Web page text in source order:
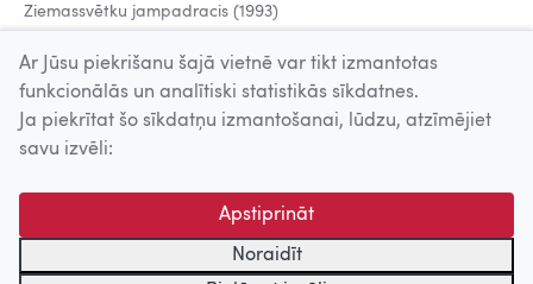
Ziemassvētku jampadracis (1993)
Uz augšu
© 2026 Nacionālais Kino centrs, Kultūras informācijas sistēmu
centrs. Sadarbības partneris: Latvijas Valsts
kinofotofonodokumentu arhīvs.
Ar Jūsu piekrišanu šajā vietnē var tikt izmantotas
funkcionālās un analītiski statistikās sīkdatnes.
Ja piekrītat šo sīkdatņu izmantošanai, lūdzu, atzīmējiet
savu izvēli:
Apstiprināt
Noraidīt